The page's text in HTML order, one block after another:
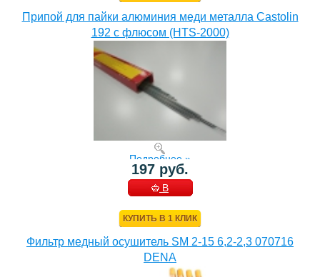
Припой для пайки алюминия меди металла Castolin
192 с флюсом (HTS-2000)
Подробнее »
197 руб.
В
КУПИТЬ В 1 КЛИК
Фильтр медный осушитель SM 2-15 6,2-2,3 070716
DENA